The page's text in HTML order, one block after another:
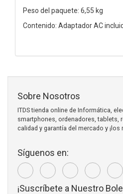
Peso del paquete: 6,55 kg
Contenido: Adaptador AC
Sobre Nosotros
ITDS tienda online de Informática,
smartphones, ordenadores, tablets,
calidad y garantía del mercado y ¡los
Síguenos en:
¡Suscríbete a Nuestro